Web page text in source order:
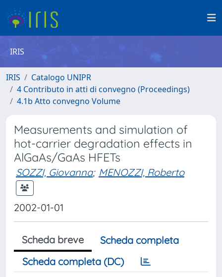
IRIS
IRIS
Catalogo UNIPR
4 Contributo in atti di convegno (Proceedings)
4.1b Atto convegno Volume
Measurements and simulation of
hot-carrier degradation effects in
AlGaAs/GaAs HFETs
SOZZI, Giovanna; MENOZZI, Roberto
2002-01-01
Scheda breve
Scheda completa
Scheda completa (DC)